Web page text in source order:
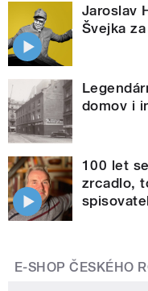
Jaroslav
Švejka
domov i
100 let
zrcadlo,
E-SHOP ČESKÉHO